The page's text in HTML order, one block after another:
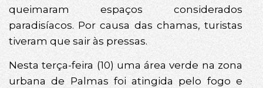
queimaram espaços considerados
paradisíacos. Por causa das chamas, turistas
tiveram que sair às pressas.
Nesta terça-feira (10) uma área verde na zona
urbana de Palmas foi atingida pelo fogo e